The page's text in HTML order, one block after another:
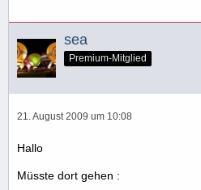
sea
Premium-Mitglied
21. August 2009 um 10:08
Hallo
Müsste dort gehen :